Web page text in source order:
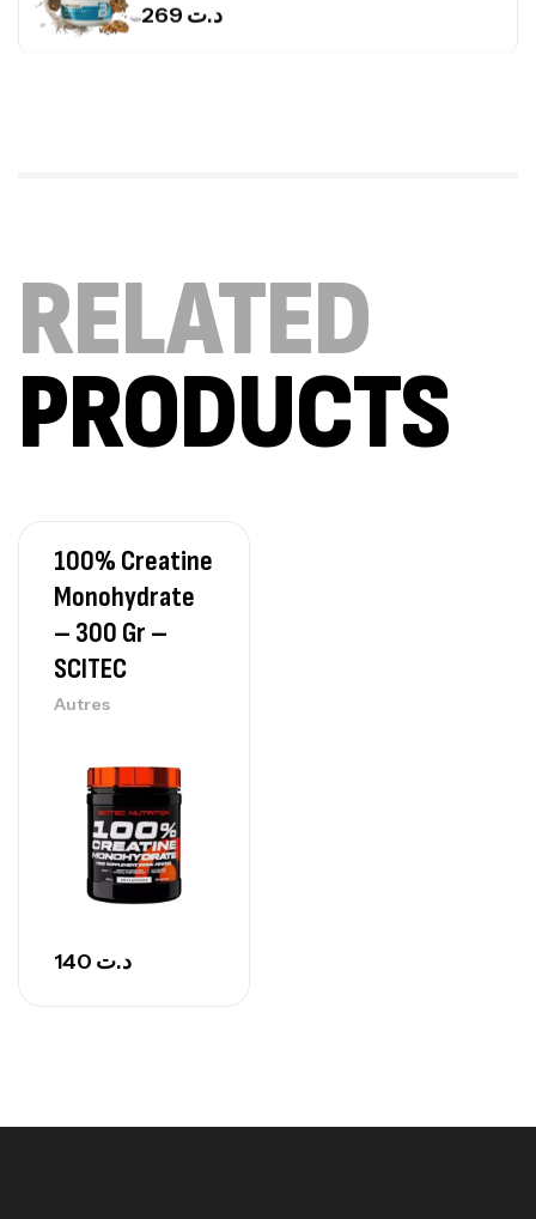
د.ت
7Nutrition
CREATINE
د.ت
Protein Matrix – 2000g – 7Nutrition
GH SURGE 90 CAPSULES
RELATED
PRODUCTS
100% Creatine
Monohydrate
– 300 Gr –
SCITEC
Autres
د.ت